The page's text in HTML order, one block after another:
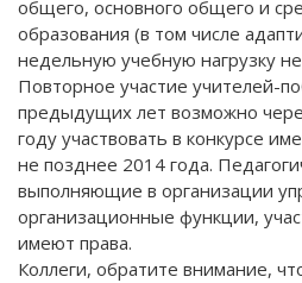
общего, основного общего и
образования (в том числе
недельную учебную нагрузку
Повторное участие учителей-
предыдущих лет возможно
году участвовать в конкурсе
не позднее 2014 года.
выполняющие в организации
организационные функции,
имеют права.
Коллеги, обратите внимание,